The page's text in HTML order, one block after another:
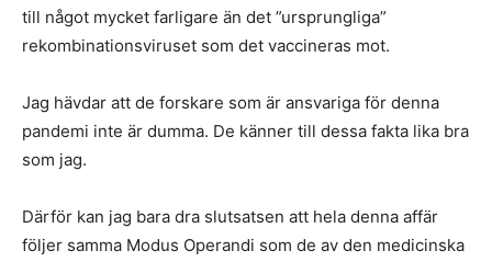
till något mycket farligare än det ”ursprungliga”
rekombinationsviruset som det vaccineras mot.
Jag hävdar att de forskare som är ansvariga för denna
pandemi inte är dumma. De känner till dessa fakta lika bra
som jag.
Därför kan jag bara dra slutsatsen att hela denna affär
följer samma Modus Operandi som de av den medicinska